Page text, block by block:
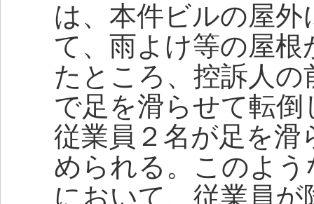
は、本件ビルの屋
て、雨よけ等の屋
たところ、控訴人
で足を滑らせて転
従業員２名が足を
められる。このよ
において、従業員